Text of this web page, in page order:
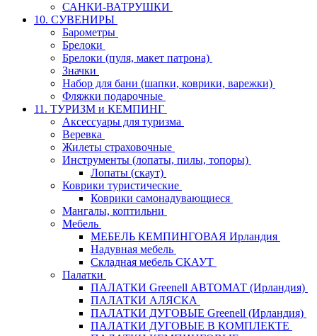
САНКИ-ВАТРУШКИ
10. СУВЕНИРЫ
Барометры
Брелоки
Брелоки (пуля, макет патрона)
Значки
Набор для бани (шапки, коврики, варежки)
Фляжки подарочные
11. ТУРИЗМ и КЕМПИНГ
Аксессуары для туризма
Веревка
Жилеты страховочные
Инструменты (лопаты, пилы, топоры)
Лопаты (скаут)
Коврики туристические
Коврики самонадувающиеся
Мангалы, коптильни
Мебель
МЕБЕЛЬ КЕМПИНГОВАЯ Ирландия
Надувная мебель
Складная мебель СКАУТ
Палатки
ПАЛАТКИ Greenell АВТОМАТ (Ирландия)
ПАЛАТКИ АЛЯСКА
ПАЛАТКИ ДУГОВЫЕ Greenell (Ирландия)
ПАЛАТКИ ДУГОВЫЕ В КОМПЛЕКТЕ